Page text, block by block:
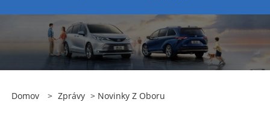
Domov > Zprávy > Novinky Z Oboru